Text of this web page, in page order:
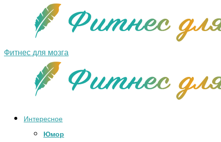
Фитнес для мозга
Интересное
Юмор